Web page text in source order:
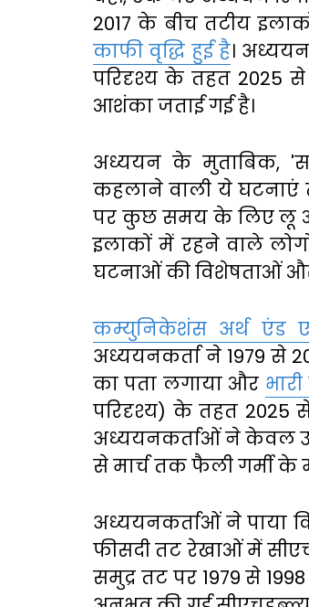
2017 के बीच तटीय
काफी वृद्धि हुई है।
परिदृश्य के तहत 2025
आशंका जताई गई है।
अध्ययन के मुताबिक,
कहलाने वाली ये घटनाएं
पर कुछ समय के लिए लू और
इलाकों में रहने वाले
घटनाओं की विशेषताओं
कम्युनिकेशंस अर्थ एंड
अध्ययनकर्ता ने 1979 से
का पता लगाया और
परिदृश्य) के तहत 2025
अध्ययनकर्ताओं ने केवल
से मार्च तक फैली गर्मी के
अध्ययनकर्ताओं ने पाया
फीसदी तट रेखाओं में
समुद्र तट पर 1979 से